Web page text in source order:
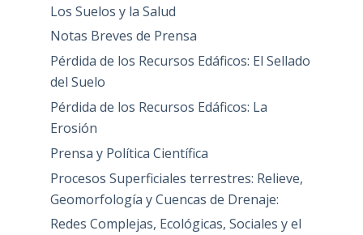
Los Suelos y la Salud
Notas Breves de Prensa
Pérdida de los Recursos Edáficos: El Sellado
del Suelo
Pérdida de los Recursos Edáficos: La
Erosión
Prensa y Política Científica
Procesos Superficiales terrestres: Relieve,
Geomorfología y Cuencas de Drenaje:
Redes Complejas, Ecológicas, Sociales y el